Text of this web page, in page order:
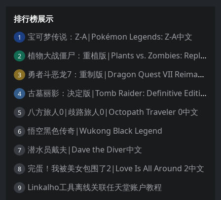
排行榜展示
1 宝可梦传说：Z-A|Pokémon Legends: Z-A中文
2 植物大战僵尸：重植版|Plants vs. Zombies: Replanted中文
3 勇者斗恶龙7：重制版|Dragon Quest VII Reimagined中文
4 古墓丽影：决定版|Tomb Raider: Definitive Edition中文
5 八方旅人0|歧路旅人0|Octopath Traveler 0中文
6 悟空黑色传奇|Wukong Black Legend
7 潜水员戴夫|Dave the Diver中文
8 完蛋！我被美女包围了2|Love Is All Around 2中文
9 Linkalho工具离线关联任天堂账户教程